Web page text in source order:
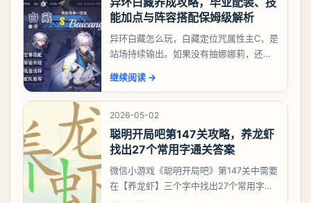
能加点与阵容搭配保姆级解析
异环白藏怎么玩，白藏定位咒属性主C，是
站场持续输出。如果没有抽娜娜莉，还没
有娜娜莉缺另外一个二队C想打深渊也可以
考虑养个白藏
继续阅读 →
2026-05-02
聪明开局吧第147关攻略，养龙虾
找出27个常用字通关答案
微信小游戏《聪明开局吧》第147关中需要
在【养龙虾】三个字中找出27个常用字，